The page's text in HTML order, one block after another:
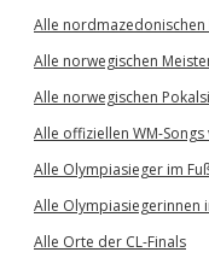
Alle nordmazedonischen
Alle norwegischen
Alle norwegischen
Alle offiziellen WM-
Alle Olympiasieger im
Alle Olympiasiegerinnen
Alle Orte der CL-Finals